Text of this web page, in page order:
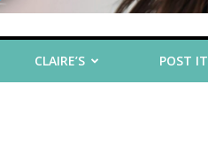
CLAIRE’S POST IT